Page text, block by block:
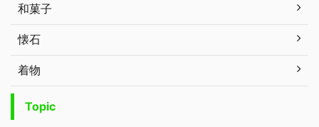
和菓子
懐石
着物
Topic